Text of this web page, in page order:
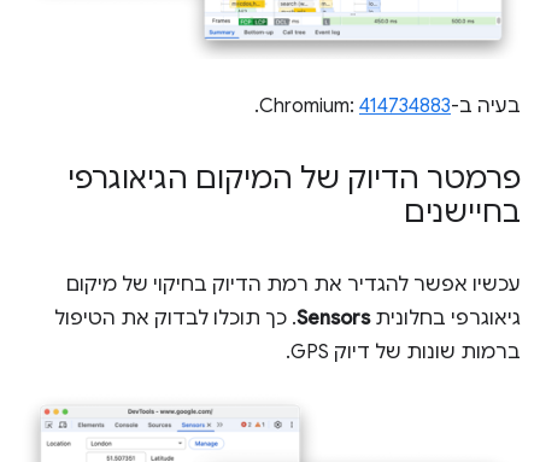
בעיה ב-Chromium:414734883
.
פרמטר הדיוק של המיקום הגיאוגרפי
בחיישנים
עכשיו אפשר להגדיר את רמת הדיוק בחיקוי של מיקום
גיאוגרפי בחלוניתSensors. כך תוכלו לבדוק את הטיפול
ברמות שונות של דיוק GPS.